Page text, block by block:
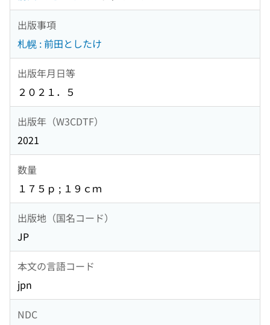
出版事項
札幌 : 前田としたけ
出版年月日等
２０２１．５
出版年（W3CDTF）
2021
数量
１７５ｐ ; １９ｃｍ
出版地（国名コード）
JP
本文の言語コード
jpn
NDC